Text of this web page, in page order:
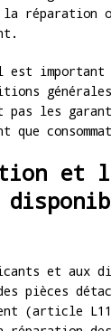
réparation
important
pas les
et
et aux
pièces
(article